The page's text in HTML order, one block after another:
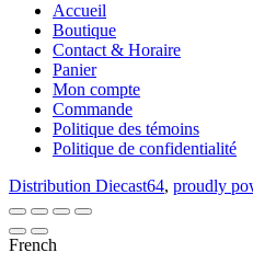
Accueil
Boutique
Contact & Horaire
Panier
Mon compte
Commande
Politique des témoins
Politique de confidentialité
Distribution Diecast64, proudly
French